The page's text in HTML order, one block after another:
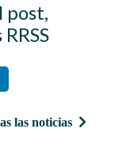
post,
las noticias